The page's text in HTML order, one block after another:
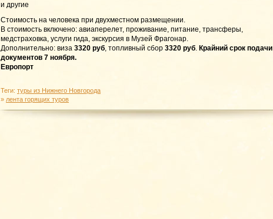
и другие
Стоимость на человека при двухместном размещении.
В стоимость включено: авиаперелет, проживание, питание, трансферы,
медстраховка, услуги гида, экскурсия в Музей Фрагонар.
Дополнительно: виза 3320 руб, топливный сбор 3320 руб. Крайний срок подачи
документов 7 ноября.
Европорт
Теги: туры из Нижнего Новгорода
» лента горящих туров